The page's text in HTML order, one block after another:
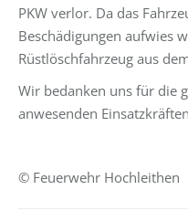
PKW verlor. Da das
Beschädigungen aufwies
Rüstlöschfahrzeug aus
Wir bedanken uns für die
anwesenden
© Feuerwehr Hochleithen